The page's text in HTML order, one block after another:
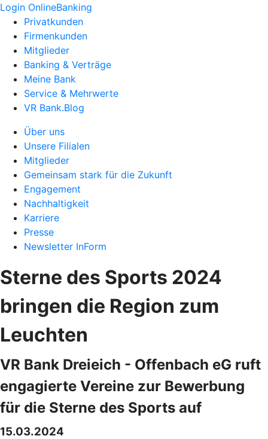
Login OnlineBanking
Privatkunden
Firmenkunden
Mitglieder
Banking & Verträge
Meine Bank
Service & Mehrwerte
VR Bank.Blog
Über uns
Unsere Filialen
Mitglieder
Gemeinsam stark für die Zukunft
Engagement
Nachhaltigkeit
Karriere
Presse
Newsletter InForm
Sterne des Sports 2024
bringen die Region zum
Leuchten
VR Bank Dreieich - Offenbach eG ruft
engagierte Vereine zur Bewerbung
für die Sterne des Sports auf
15.03.2024